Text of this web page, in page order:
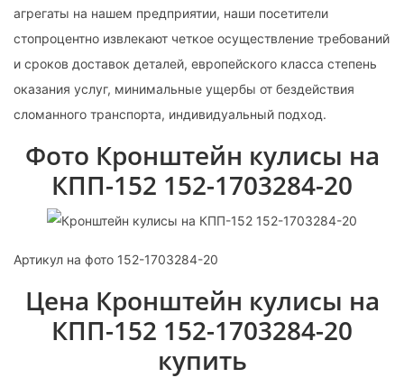
агрегаты на нашем предприятии, наши посетители
стопроцентно извлекают четкое осуществление требований
и сроков доставок деталей, европейского класса степень
оказания услуг, минимальные ущербы от бездействия
сломанного транспорта, индивидуальный подход.
Фото Кронштейн кулисы на
КПП-152 152-1703284-20
Артикул на фото 152-1703284-20
Цена Кронштейн кулисы на
КПП-152 152-1703284-20
купить